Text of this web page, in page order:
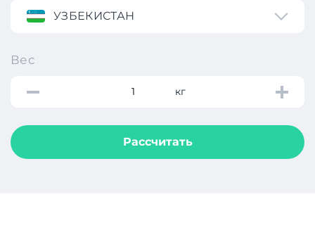
УЗБЕКИСТАН
Вес
кг
Рассчитать